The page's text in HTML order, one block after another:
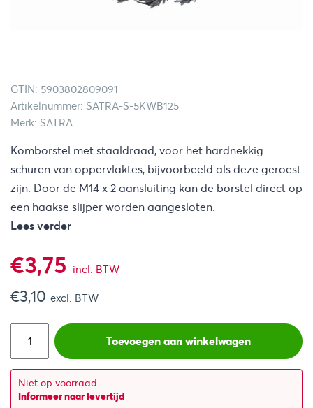
GTIN: 5903802809091
Artikelnummer: SATRA-S-5KWB125
Merk: SATRA
Komborstel met staaldraad, voor het hardnekkig
schuren van oppervlaktes, bijvoorbeeld als deze geroest
zijn. Door de M14 x 2 aansluiting kan de borstel direct op
een haakse slijper worden aangesloten.
Lees verder
€3,75 incl. BTW
€3,10 excl. BTW
Toevoegen aan winkelwagen
Niet op voorraad
Informeer naar levertijd